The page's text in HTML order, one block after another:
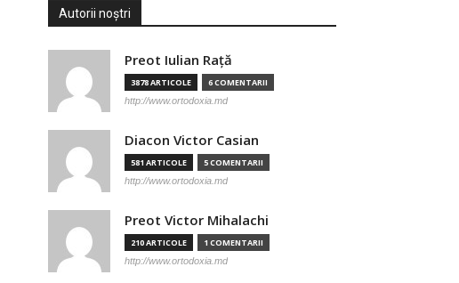
Autorii noștri
Preot Iulian Raţă
3878 ARTICOLE 6 COMENTARII
http://www.ortodoxia.md
Diacon Victor Casian
581 ARTICOLE 5 COMENTARII
http://www.ortodoxia.md
Preot Victor Mihalachi
210 ARTICOLE 1 COMENTARII
http://www.ortodoxia.md